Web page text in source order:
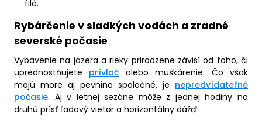
filé.
Rybárčenie v sladkých vodách a zradné
severské počasie
Vybavenie na jazera a rieky prirodzene závisí od toho, či
uprednostňujete prívlač alebo muškárenie. Čo však
majú more aj pevnina spoločné, je nepredvídateľné
počasie. Aj v letnej sezóne môže z jednej hodiny na
druhú prísť ľadový vietor a horizontálny dážď.